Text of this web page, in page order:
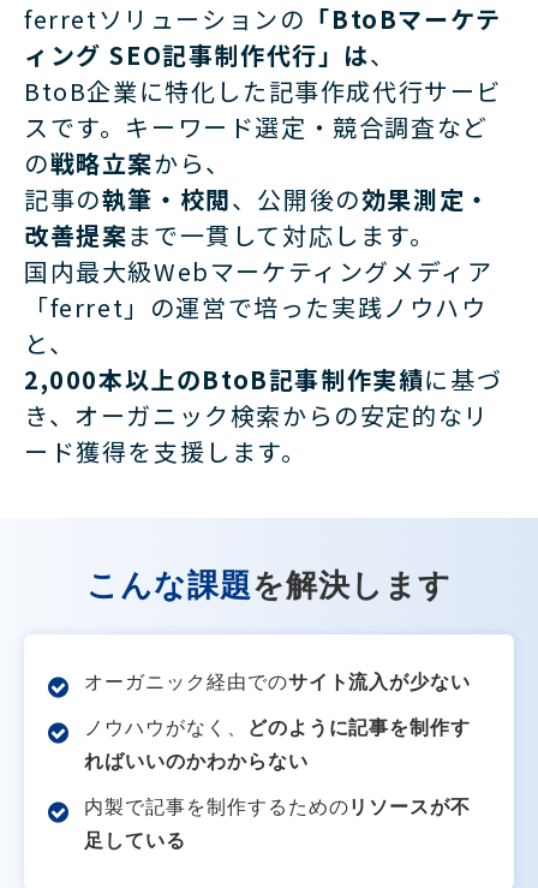
ferretソリューションの 「BtoBマーケテ
ィング SEO記事制作代行」は、
BtoB企業に特化した記事作成代行サービ
スです。キーワード選定・競合調査など
の戦略立案から、
記事の執筆・校閲、公開後の効果測定・
改善提案まで一貫して対応します。
国内最大級Webマーケティングメディア
「ferret」の運営で培った実践ノウハウ
と、
2,000本以上のBtoB記事制作実績に基づ
き、オーガニック検索からの安定的なリ
ード獲得を支援します。
こんな課題を解決します
オーガニック経由でのサイト流入が少ない
ノウハウがなく、
どのように記事を制作す
ればいいのかわからない
内製で記事を制作するためのリソースが不
足している